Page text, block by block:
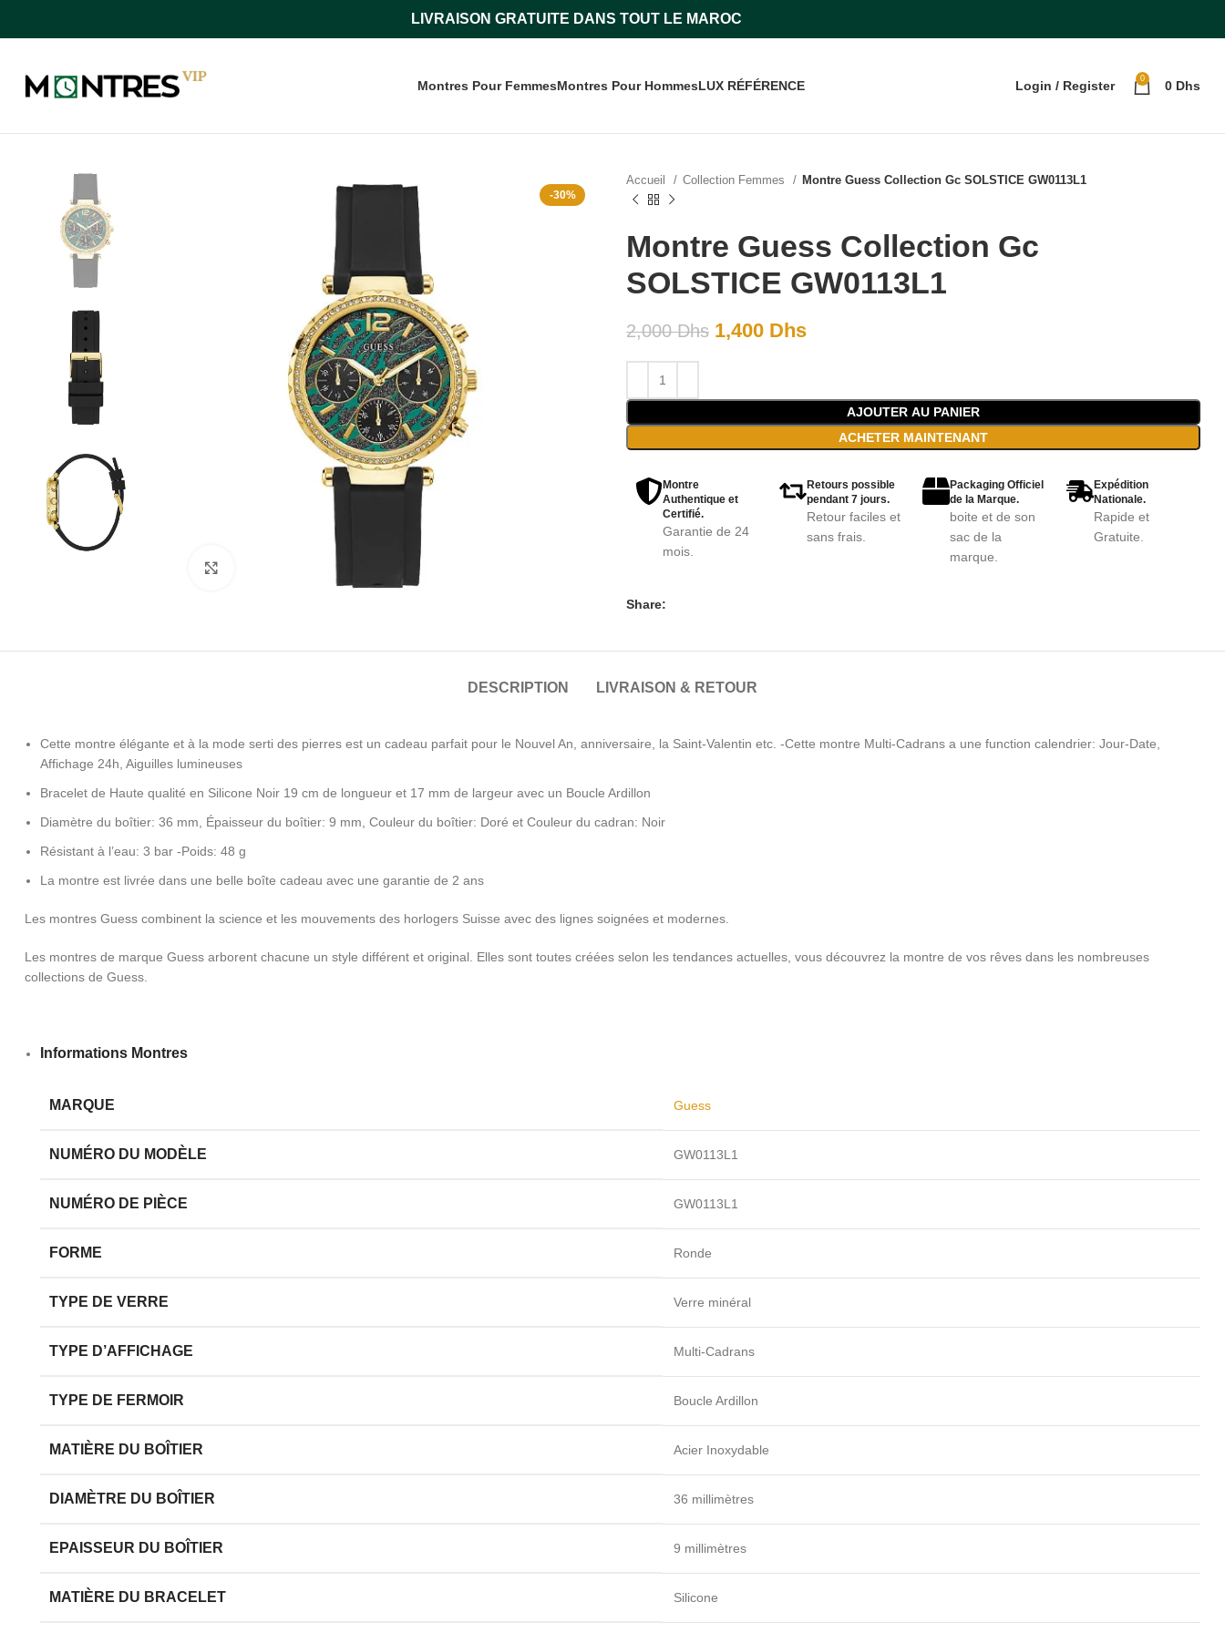
LIVRAISON GRATUITE DANS TOUT LE MAROC
Montres Pour FemmesMontres Pour HommesLUX RÉFÉRENCE Login / Register 0 0 Dhs
-30%
Accueil Collection Femmes Montre Guess Collection Gc SOLSTICE GW0113L1
Montre Guess Collection Gc
SOLSTICE GW0113L1
2,000Dhs 1,400 Dhs
AJOUTER AU PANIER
ACHETER MAINTENANT
Montre
Authentique et
Certifié.
Garantie de 24
mois.
Retours possible
pendant 7 jours.
Retour faciles et
sans frais.
Packaging Officiel
de la Marque.
boite et de son
sac de la
marque.
Expédition
Nationale.
Rapide et
Gratuite.
Share:
DESCRIPTION LIVRAISON & RETOUR
Cette montre élégante et à la mode serti des pierres est un cadeau parfait pour le Nouvel An, anniversaire, la Saint-Valentin etc. -Cette montre Multi-Cadrans a une function calendrier: Jour-Date,
Affichage 24h, Aiguilles lumineuses
Bracelet de Haute qualité en Silicone Noir 19 cm de longueur et 17 mm de largeur avec un Boucle Ardillon
Diamètre du boîtier: 36 mm, Épaisseur du boîtier: 9 mm, Couleur du boîtier: Doré et Couleur du cadran: Noir
Résistant à l’eau: 3 bar -Poids: 48 g
La montre est livrée dans une belle boîte cadeau avec une garantie de 2 ans
Les montres Guess combinent la science et les mouvements des horlogers Suisse avec des lignes soignées et modernes.
Les montres de marque Guess arborent chacune un style différent et original. Elles sont toutes créées selon les tendances actuelles, vous découvrez la montre de vos rêves dans les nombreuses
collections de Guess.
Informations Montres
MARQUE Guess
NUMÉRO DU MODÈLE GW0113L1
NUMÉRO DE PIÈCE GW0113L1
FORME Ronde
TYPE DE VERRE Verre minéral
TYPE D’AFFICHAGE Multi-Cadrans
TYPE DE FERMOIR Boucle Ardillon
MATIÈRE DU BOÎTIER Acier Inoxydable
DIAMÈTRE DU BOÎTIER 36 millimètres
EPAISSEUR DU BOÎTIER 9 millimètres
MATIÈRE DU BRACELET Silicone